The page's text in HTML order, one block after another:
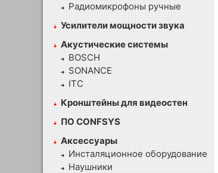
Радиомикрофоны ручные
Усилители мощности звука
Акустические системы
BOSCH
SONANCE
ITC
Кронштейны для видеостен
ПО CONFSYS
Аксессуары
Инсталяционное оборудование
Наушники